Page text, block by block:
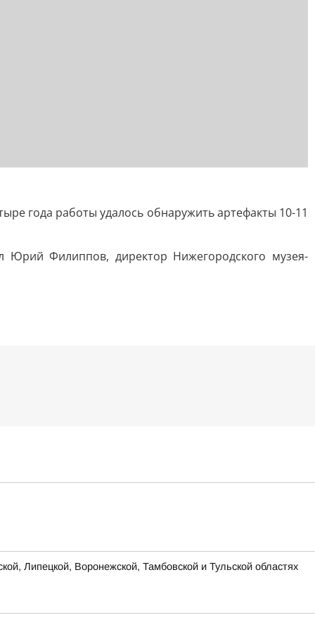
года работы удалось обнаружить артефакты 10-11
Юрий Филиппов, директор Нижегородского музея-
Липецкой, Воронежской, Тамбовской и Тульской областях